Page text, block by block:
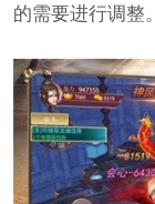
的需要进行调整。